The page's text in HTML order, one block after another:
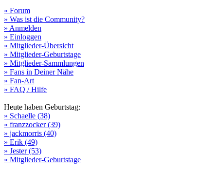
» Forum
» Was ist die Community?
» Anmelden
» Einloggen
» Mitglieder-Übersicht
» Mitglieder-Geburtstage
» Mitglieder-Sammlungen
» Fans in Deiner Nähe
» Fan-Art
» FAQ / Hilfe
Heute haben Geburtstag:
» Schaelle (38)
» franzzocker (39)
» jackmorris (40)
» Erik (49)
» Jester (53)
» Mitglieder-Geburtstage